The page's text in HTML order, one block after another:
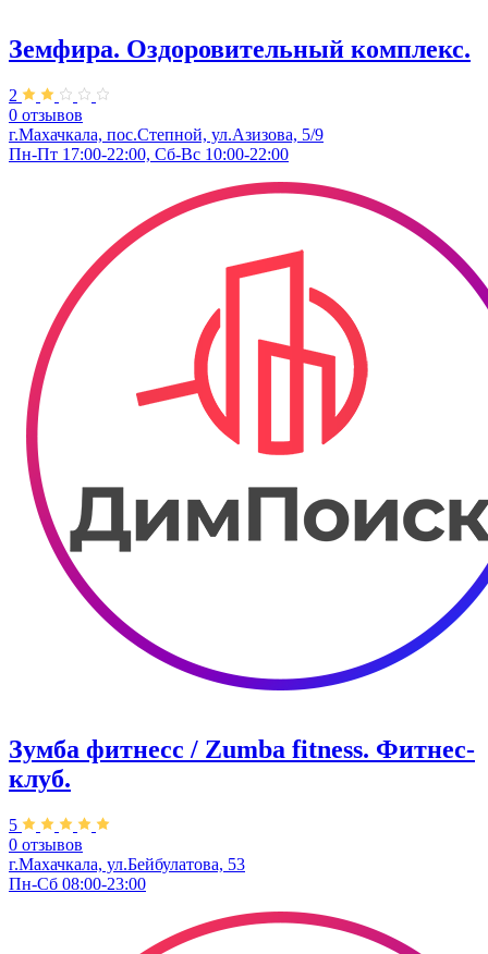
Земфира. ​Оздоровительный комплекс.
2
0 отзывов
г.Махачкала, пос.Степной, ул.Азизова, 5/9
Пн-Пт 17:00-22:00, Сб-Вс 10:00-22:00
Зумба фитнесс / Zumba fitness. Фитнес-
клуб.
5
0 отзывов
г.Махачкала, ул.Бейбулатова, 53
Пн-Сб 08:00-23:00